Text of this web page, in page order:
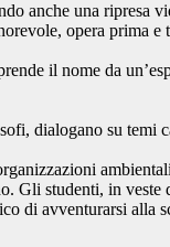
anche una ripresa
opera prima
il nome da
dialogano su temi
Gli studenti, in
di avventurarsi alla